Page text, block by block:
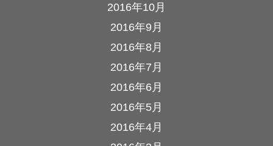
2016年10月
2016年9月
2016年8月
2016年7月
2016年6月
2016年5月
2016年4月